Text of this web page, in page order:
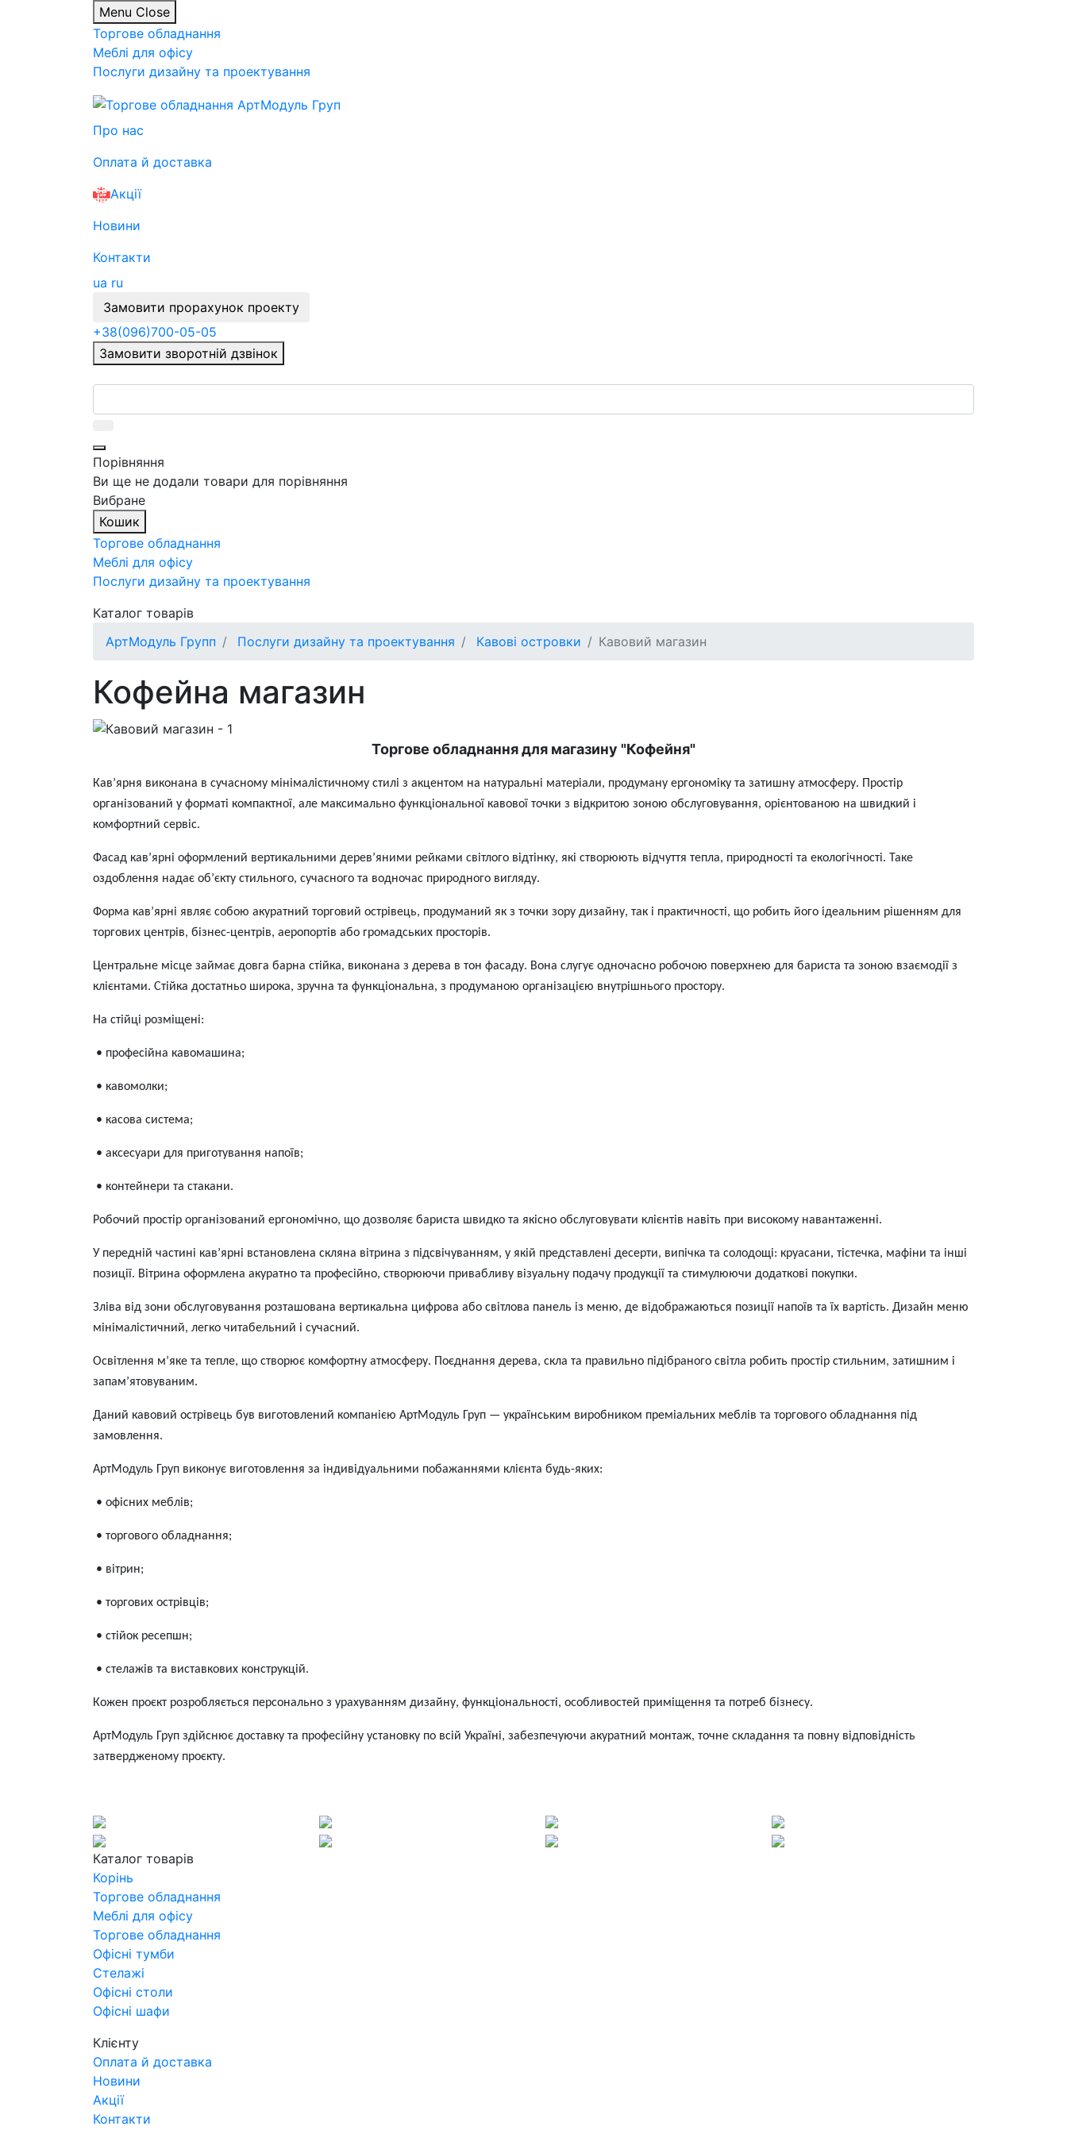
Menu Close
Торгове обладнання
Меблі для офісу
Послуги дизайну та проектування
Про нас
Оплата й доставка
Акції
Новини
Контакти
ua ru
Замовити прорахунок проекту
+38(096)700-05-05
Замовити зворотній дзвінок
Порівняння
Ви ще не додали товари для порівняння
Вибране
Кошик
Торгове обладнання
Меблі для офісу
Послуги дизайну та проектування
Каталог товарів
АртМодуль Групп
Послуги дизайну та проектування Кавові островки Кавовий магазин
Кофейна магазин
Торгове обладнання для магазину "Кофейня"
Кав’ярня виконана в сучасному мінімалістичному стилі з акцентом на натуральні матеріали, продуману ергономіку та затишну атмосферу. Простір
організований у форматі компактної, але максимально функціональної кавової точки з відкритою зоною обслуговування, орієнтованою на швидкий і
комфортний сервіс.
Фасад кав’ярні оформлений вертикальними дерев’яними рейками світлого відтінку, які створюють відчуття тепла, природності та екологічності. Таке
оздоблення надає об’єкту стильного, сучасного та водночас природного вигляду.
Форма кав’ярні являє собою акуратний торговий острівець, продуманий як з точки зору дизайну, так і практичності, що робить його ідеальним рішенням для
торгових центрів, бізнес-центрів, аеропортів або громадських просторів.
Центральне місце займає довга барна стійка, виконана з дерева в тон фасаду. Вона слугує одночасно робочою поверхнею для бариста та зоною взаємодії з
клієнтами. Стійка достатньо широка, зручна та функціональна, з продуманою організацією внутрішнього простору.
На стійці розміщені:
• професійна кавомашина;
• кавомолки;
• касова система;
• аксесуари для приготування напоїв;
• контейнери та стакани.
Робочий простір організований ергономічно, що дозволяє бариста швидко та якісно обслуговувати клієнтів навіть при високому навантаженні.
У передній частині кав’ярні встановлена скляна вітрина з підсвічуванням, у якій представлені десерти, випічка та солодощі: круасани, тістечка, мафіни та інші
позиції. Вітрина оформлена акуратно та професійно, створюючи привабливу візуальну подачу продукції та стимулюючи додаткові покупки.
Зліва від зони обслуговування розташована вертикальна цифрова або світлова панель із меню, де відображаються позиції напоїв та їх вартість. Дизайн меню
мінімалістичний, легко читабельний і сучасний.
Освітлення м’яке та тепле, що створює комфортну атмосферу. Поєднання дерева, скла та правильно підібраного світла робить простір стильним, затишним і
запам’ятовуваним.
Даний кавовий острівець був виготовлений компанією АртМодуль Груп — українським виробником преміальних меблів та торгового обладнання під
замовлення.
АртМодуль Груп виконує виготовлення за індивідуальними побажаннями клієнта будь-яких:
• офісних меблів;
• торгового обладнання;
• вітрин;
• торгових острівців;
• стійок ресепшн;
• стелажів та виставкових конструкцій.
Кожен проєкт розробляється персонально з урахуванням дизайну, функціональності, особливостей приміщення та потреб бізнесу.
АртМодуль Груп здійснює доставку та професійну установку по всій Україні, забезпечуючи акуратний монтаж, точне складання та повну відповідність
затвердженому проєкту.
Каталог товарів
Корінь
Торгове обладнання
Меблі для офісу
Торгове обладнання
Офісні тумби
Стелажі
Офісні столи
Офісні шафи
Клієнту
Оплата й доставка
Новини
Акції
Контакти